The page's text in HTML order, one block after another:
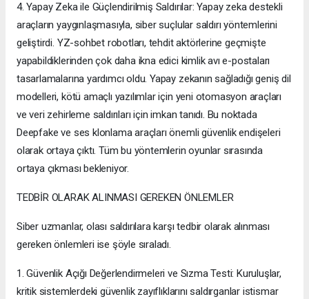
4. Yapay Zeka ile Güçlendirilmiş Saldırılar: Yapay zeka destekli
araçların yaygınlaşmasıyla, siber suçlular saldırı yöntemlerini
geliştirdi. YZ-sohbet robotları, tehdit aktörlerine geçmişte
yapabildiklerinden çok daha ikna edici kimlik avı e-postaları
tasarlamalarına yardımcı oldu. Yapay zekanın sağladığı geniş dil
modelleri, kötü amaçlı yazılımlar için yeni otomasyon araçları
ve veri zehirleme saldırıları için imkan tanıdı. Bu noktada
Deepfake ve ses klonlama araçları önemli güvenlik endişeleri
olarak ortaya çıktı. Tüm bu yöntemlerin oyunlar sırasında
ortaya çıkması bekleniyor.
TEDBİR OLARAK ALINMASI GEREKEN ÖNLEMLER
Siber uzmanlar, olası saldırılara karşı tedbir olarak alınması
gereken önlemleri ise şöyle sıraladı.
1. Güvenlik Açığı Değerlendirmeleri ve Sızma Testi: Kuruluşlar,
kritik sistemlerdeki güvenlik zayıflıklarını saldırganlar istismar